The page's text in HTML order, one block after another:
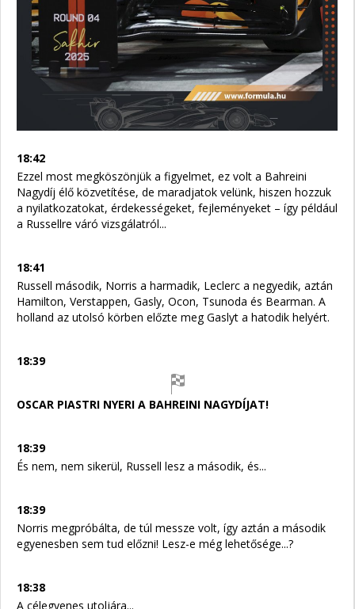
18:42
Ezzel most megköszönjük a figyelmet, ez volt a Bahreini
Nagydíj élő közvetítése, de maradjatok velünk, hiszen hozzuk
a nyilatkozatokat, érdekességeket, fejleményeket – így például
a Russellre váró vizsgálatról...
18:41
Russell második, Norris a harmadik, Leclerc a negyedik, aztán
Hamilton, Verstappen, Gasly, Ocon, Tsunoda és Bearman. A
holland az utolsó körben előzte meg Gaslyt a hatodik helyért.
18:39
OSCAR PIASTRI NYERI A BAHREINI NAGYDÍJAT!
18:39
És nem, nem sikerül, Russell lesz a második, és...
18:39
Norris megpróbálta, de túl messze volt, így aztán a második
egyenesben sem tud előzni! Lesz-e még lehetősége...?
18:38
A célegyenes utoljára...